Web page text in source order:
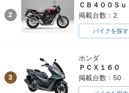
2
掲載台数：2
バイクを探す
3
ホンダ
ＰＣＸ１６０
掲載台数：50